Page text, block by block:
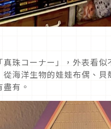
珠コーナー」，外表看
海洋生物的娃娃布偶、
有。